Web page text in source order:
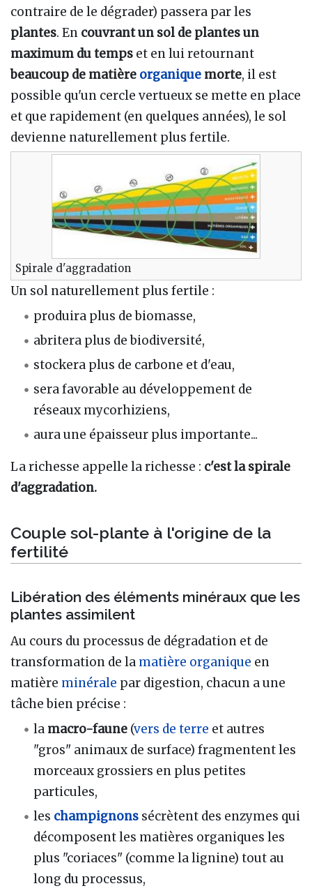
contraire de le dégrader) passera par les
plantes. En couvrant un sol de plantes un
maximum du temps et en lui retournant
beaucoup de matière organique morte, il est
possible qu'un cercle vertueux se mette en place
et que rapidement (en quelques années), le sol
devienne naturellement plus fertile.
Spirale d'aggradation
Un sol naturellement plus fertile :
produira plus de biomasse,
abritera plus de biodiversité,
stockera plus de carbone et d'eau,
sera favorable au développement de
réseaux mycorhiziens,
aura une épaisseur plus importante...
La richesse appelle la richesse : c'est la spirale
d'aggradation.
Couple sol-plante à l'origine de la
fertilité
Libération des éléments minéraux que les
plantes assimilent
Au cours du processus de dégradation et de
transformation de la matière organique en
matière minérale par digestion, chacun a une
tâche bien précise :
la macro-faune (vers de terre et autres
"gros" animaux de surface) fragmentent les
morceaux grossiers en plus petites
particules,
les champignons sécrètent des enzymes qui
décomposent les matières organiques les
plus "coriaces" (comme la lignine) tout au
long du processus,